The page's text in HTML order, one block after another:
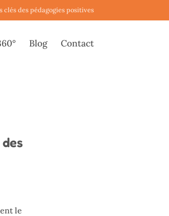
clés des pédagogies positives
Blog Contact
le